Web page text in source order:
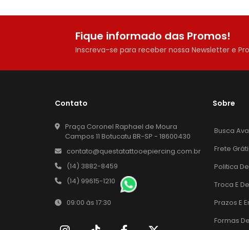
Fique informado das Promos!
Inscreva-se para receber nossa Newsletter e
Contato
Praça Coronel Raphael de Moura
Campos 11 Botucatu BR-SP - 18600430
contato@questatattooepiercing.com.br
(14) 3882-8459
(14) 99615-1210
09:00 às 17:30
Sobre
Busca
Frete
Politica
Troca E
Prazos E
Formas